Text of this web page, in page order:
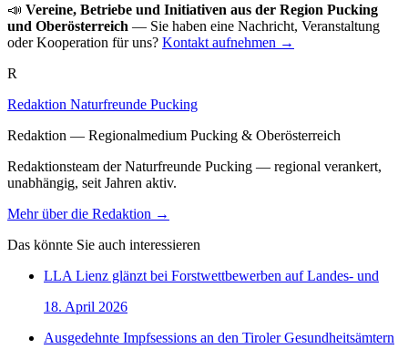
📣 Vereine, Betriebe und Initiativen aus der Region Pucking
und Oberösterreich — Sie haben eine Nachricht, Veranstaltung
oder Kooperation für uns? Kontakt aufnehmen →
R
Redaktion Naturfreunde Pucking
Redaktion — Regionalmedium Pucking & Oberösterreich
Redaktionsteam der Naturfreunde Pucking — regional verankert,
unabhängig, seit Jahren aktiv.
Mehr über die Redaktion →
Das könnte Sie auch interessieren
LLA Lienz glänzt bei Forstwettbewerben auf Landes- und
18. April 2026
Ausgedehnte Impfsessions an den Tiroler Gesundheitsämtern